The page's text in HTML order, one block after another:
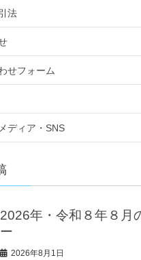
法
せフォーム
ディア・SNS
2026年・令和８年８月
ー
2026年8月1日